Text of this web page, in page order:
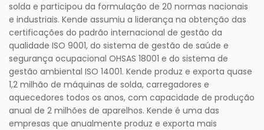
solda e participou da formulação de 20 normas nacionais
e industriais. Kende assumiu a liderança na obtenção das
certificações do padrão internacional de gestão da
qualidade ISO 9001, do sistema de gestão de saúde e
segurança ocupacional OHSAS 18001 e do sistema de
gestão ambiental ISO 14001. Kende produz e exporta quase
1,2 milhão de máquinas de solda, carregadores e
aquecedores todos os anos, com capacidade de produção
anual de 2 milhões de aparelhos. Kende é uma das
empresas que anualmente produz e exporta mais